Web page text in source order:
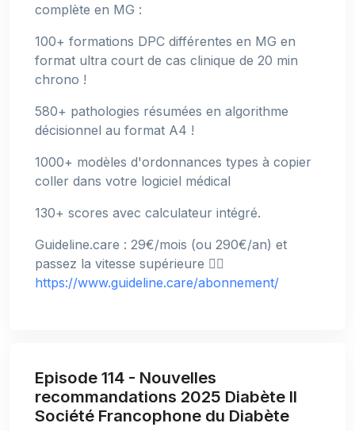
complète en MG :
100+ formations DPC différentes en MG en
format ultra court de cas clinique de 20 min
chrono !
580+ pathologies résumées en algorithme
décisionnel au format A4 !
1000+ modèles d'ordonnances types à copier
coller dans votre logiciel médical
130+ scores avec calculateur intégré.
Guideline.care : 29€/mois (ou 290€/an) et
passez la vitesse supérieure 👉🏻
https://www.guideline.care/abonnement/
Episode 114 - Nouvelles
recommandations 2025 Diabète II
Société Francophone du Diabète